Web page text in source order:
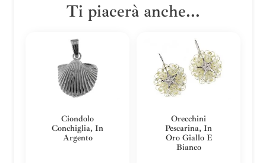
Ti piacerà anche...
Ciondolo
Conchiglia, In
Argento
Orecchini
Pescarina, In
Oro Giallo E
Bianco